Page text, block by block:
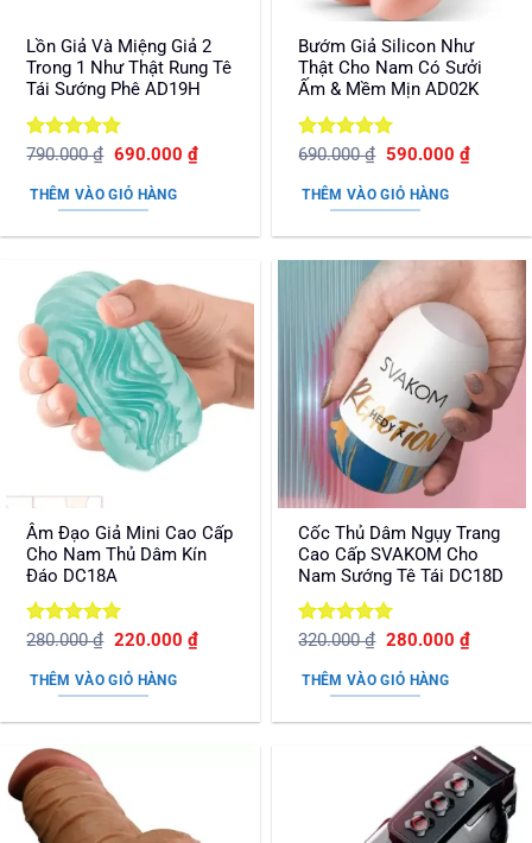
Lồn Giả Và Miệng Giả 2
Trong 1 Như Thật Rung Tê
Tái Sướng Phê AD19H
Được xếp
sao
790.000₫ Giá
là:
790.000 ₫.
690.000 ₫Giá
hiện
THÊM VÀO GIỎ HÀNG
Bướm Giả Silicon Như
Thật Cho Nam Có Sưởi
Ấm & Mềm Mịn AD02K
Được xếp
sao
690.000₫ Giá
là:
690.000 ₫.
590.000 ₫Giá
hiện
THÊM VÀO GIỎ HÀNG
Âm Đạo Giả Mini Cao Cấp
Cho Nam Thủ Dâm Kín
Đáo DC18A
Được xếp
sao
280.000₫ Giá
là:
280.000 ₫.
220.000 ₫Giá
hiện
THÊM VÀO GIỎ HÀNG
Cốc Thủ Dâm Ngụy Trang
Cao Cấp SVAKOM Cho
Nam Sướng Tê Tái DC18D
Được xếp
sao
320.000₫ Giá
là:
320.000 ₫.
280.000 ₫Giá
hiện
THÊM VÀO GIỎ HÀNG